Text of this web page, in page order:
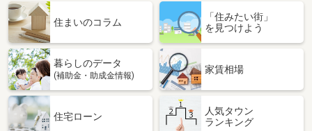
住まいのコラム
「住みたい街」
を見つけよう
暮らしのデータ
(補助金・助成金情報)
家賃相場
住宅ローン
人気タウン
ランキング